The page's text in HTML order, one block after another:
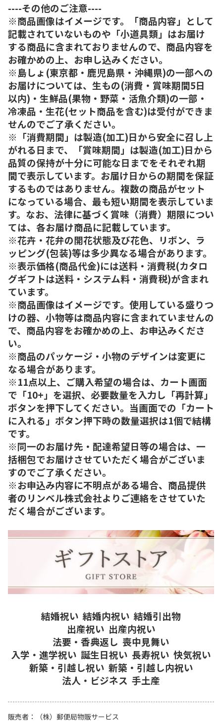
----その他のご注意----
※商品画像はイメージです。「商品内容」として
記載されていないものや「小道具類」はお届け
する商品に含まれておりませんので、商品内容を
お確かめの上、お申し込みください。
※島しょ(東京都・鹿児島県・沖縄県)の一部への
お届けについては、生もの(消費・賞味期間5日
以内)・生鮮品(果物・野菜・活魚介類)の一部・
冷凍品・生花(セット商品を含む)は受付ができま
せんのでご了承ください。
※「消費期間」は製造(加工)日から安全に召し上
がれる日まで、「賞味期間」は製造(加工)日から
品質の保持が十分に可能な日までをそれぞれ期
間で表示しています。お届け日からの期間を保証
するものではありません。複数の商品がセット
になっている場合、最も短い期間を表示していま
す。なお、法律に基づく賞味（消費）期限につい
ては、各お届け商品に記載しています。
※花卉・花弁の開花状態及び花色、リボン、ラ
ッピング(包装)等は多少異なる場合があります。
※表示価格(商品代金)には送料・消費税(カタロ
グギフトは送料・システム料・消費税)が含まれ
ています。
※商品画像はイメージです。使用している盛りつ
けの器、小物等は商品内容に含まれていませんの
で、商品内容をお確かめの上、お申込みくださ
い。
※商品のパッケージ・小物のデザインは変更に
なる場合があります。
※11点以上、ご購入希望の場合は、カート画面
で「10+」を選択、必要数量を入力し「再計算」
ボタンを押下してください。当画面での「カート
に入れる」ボタン押下時の数量選択は1個で結構
です。
※同一のお届け先・配達希望日等の場合は、一
括梱包でお届けさせていただく場合がございま
すのでご了承ください。
※お申込み内容に不明点がある場合、商品提供
者のリンベル株式会社よりご連絡をさせていた
だく場合がございます。
結婚祝い 結婚内祝い 結婚引出物
出産祝い 出産内祝い
法要・香典返し 喪中見舞い
入学・進学祝い 誕生日祝い 長寿祝い 快気祝い
新築・引越し祝い 新築・引越し内祝い
法人・ビジネス 手土産
販売者
（株）郵便局物販サービス